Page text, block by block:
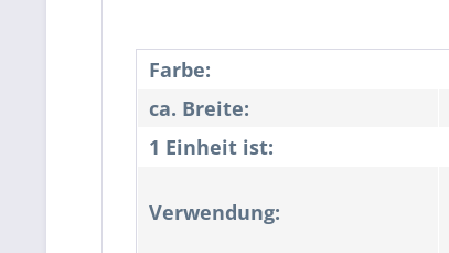
Farbe:
ca. Breite:
1 Einheit ist:
Verwendung: